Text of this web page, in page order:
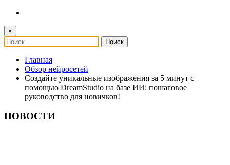
×
Главная
Обзор нейросетей
Создайте уникальные изображения за 5 минут с
помощью DreamStudio на базе ИИ: пошаговое
руководство для новичков!
НОВОСТИ